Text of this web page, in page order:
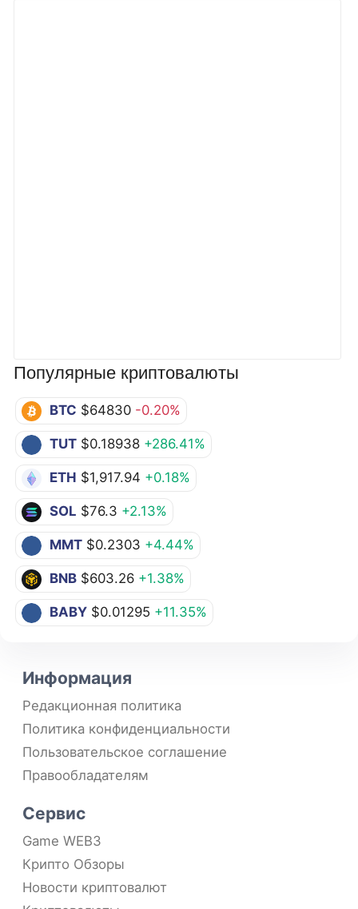
Популярные криптовалюты
BTC $64830 -0.20%
TUT $0.18938 +286.41%
ETH $1,917.94 +0.18%
SOL $76.3 +2.13%
MMT $0.2303 +4.44%
BNB $603.26 +1.38%
BABY $0.01295 +11.35%
Информация
Редакционная политика
Политика конфиденциальности
Пользовательское соглашение
Правообладателям
Сервис
Game WEB3
Крипто Обзоры
Новости криптовалют